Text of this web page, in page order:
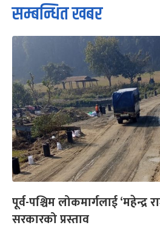
सम्बन्धित खबर
पूर्व-पश्चिम लोकमार्गलाई ‘महेन्द्र
सरकारको प्रस्ताव